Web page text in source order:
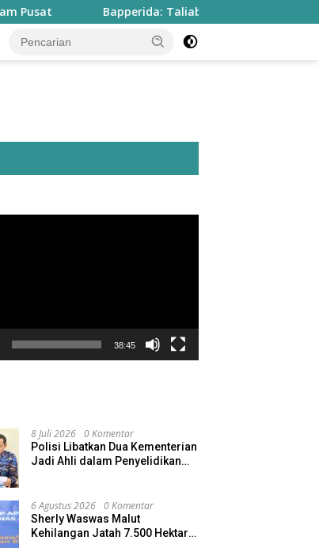
Bapperida: Taliabu Butuh Rp2 Triliun untuk
38:45
8 Juli 2026 0 Komentar
Polisi Libatkan Dua Kementerian
Jadi Ahli dalam Penyelidikan
6 Agustus 2026 0 Komentar
Sherly Waswas Malut
Kehilangan Jatah 7.500 Hektare